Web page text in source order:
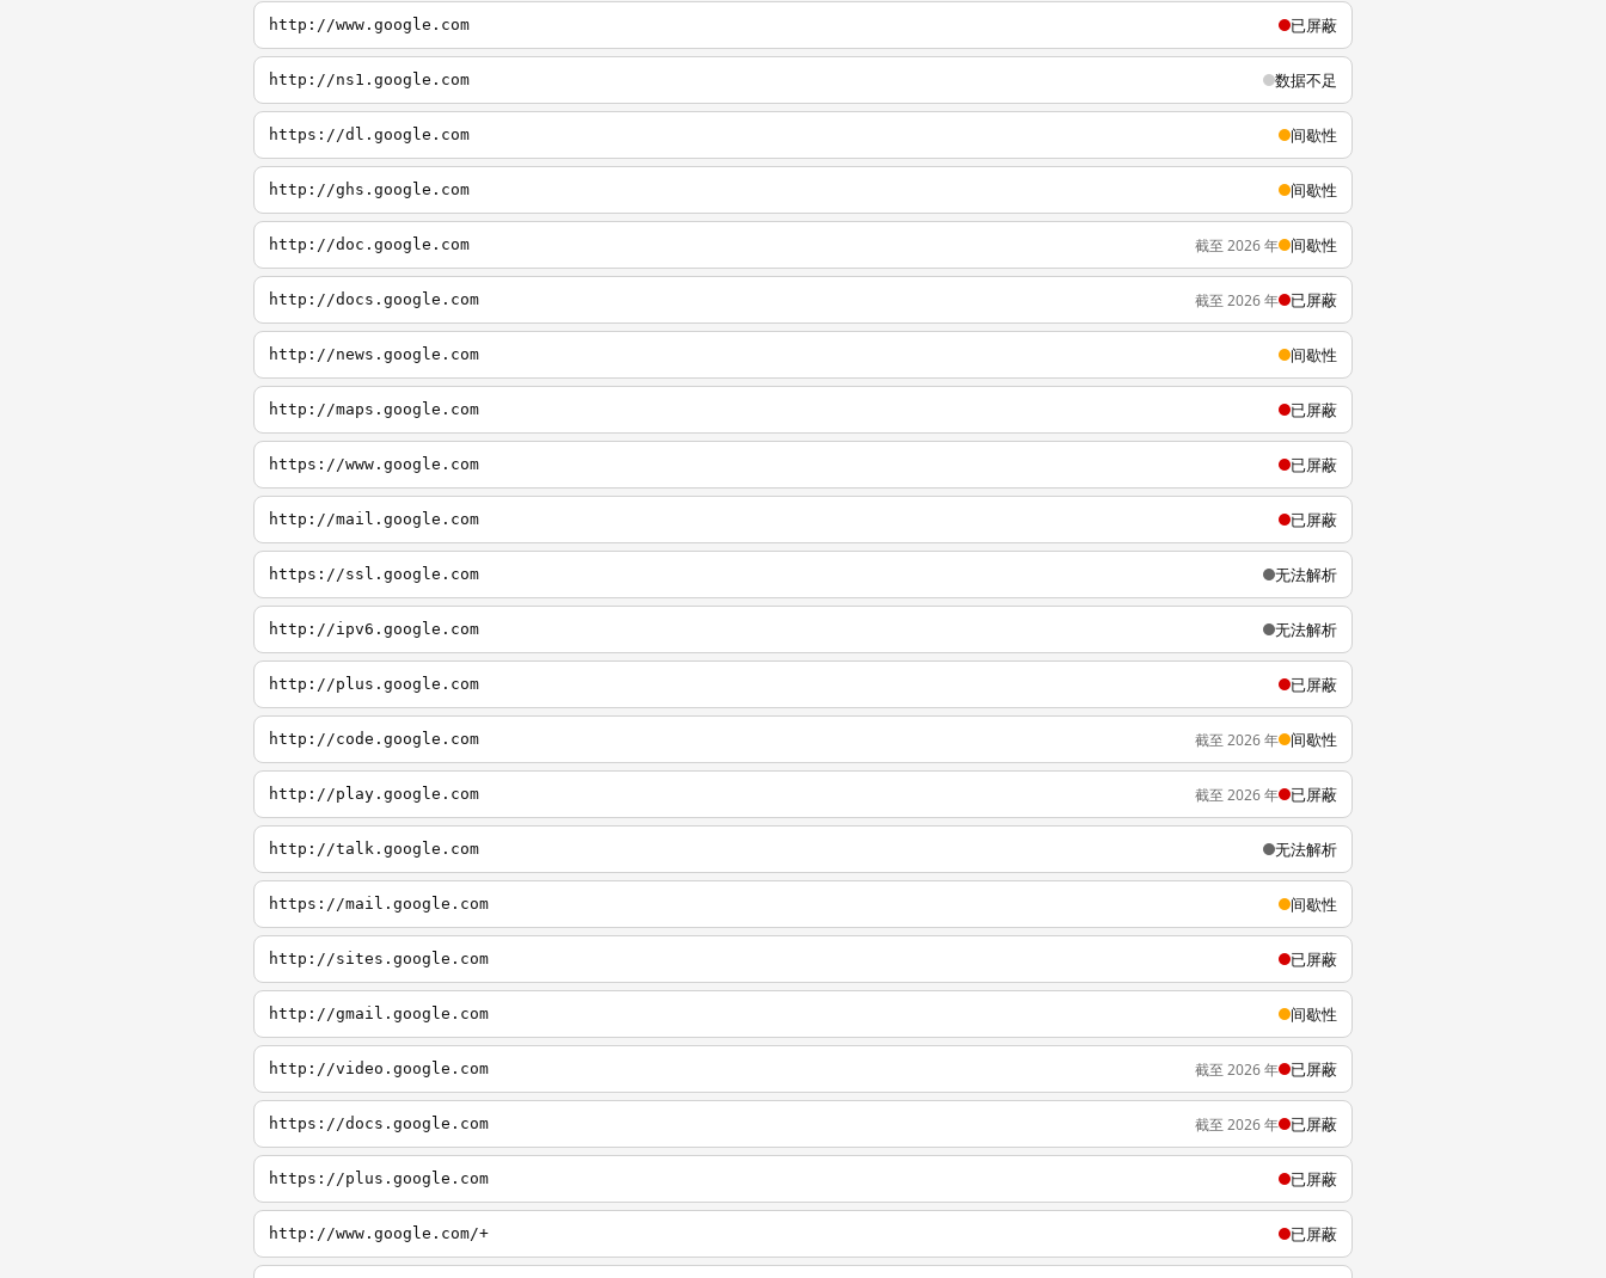
http://www.google.com 已屏蔽
http://ns1.google.com 数据不足
https://dl.google.com 间歇性
http://ghs.google.com 间歇性
http://doc.google.com 截至 2026 年 间歇性
http://docs.google.com 截至 2026 年 已屏蔽
http://news.google.com 间歇性
http://maps.google.com 已屏蔽
https://www.google.com 已屏蔽
http://mail.google.com 已屏蔽
https://ssl.google.com 无法解析
http://ipv6.google.com 无法解析
http://plus.google.com 已屏蔽
http://code.google.com 截至 2026 年 间歇性
http://play.google.com 截至 2026 年 已屏蔽
http://talk.google.com 无法解析
https://mail.google.com 间歇性
http://sites.google.com 已屏蔽
http://gmail.google.com 间歇性
http://video.google.com 截至 2026 年 已屏蔽
https://docs.google.com 截至 2026 年 已屏蔽
https://plus.google.com 已屏蔽
http://www.google.com/+ 已屏蔽